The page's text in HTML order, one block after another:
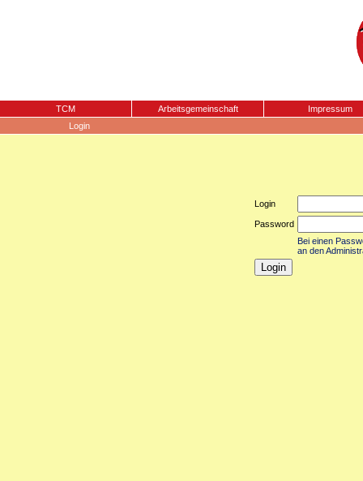
TCM Arbeitsgemeinschaft
Impressum
Login
Login
Password
Bei einen
an den